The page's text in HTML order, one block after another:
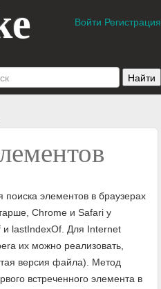
Войти Регистрация
элементов в браузерах
Chrome и Safari у
и lastIndexOf. Для Internet
их можно реализовать,
версия файла). Метод
встреченного элемента в